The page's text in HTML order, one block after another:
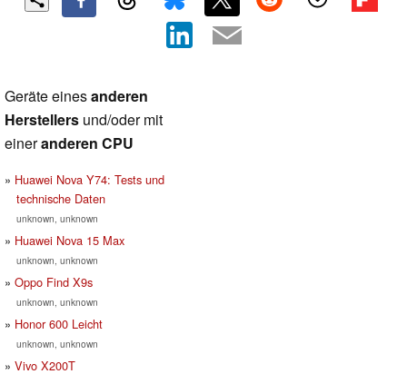
Geräte einesanderen
Herstellers und/oder mit
eineranderen CPU
Huawei Nova Y74: Tests und
technische Daten
unknown, unknown
Huawei Nova 15 Max
unknown, unknown
Oppo Find X9s
unknown, unknown
Honor 600 Leicht
unknown, unknown
Vivo X200T